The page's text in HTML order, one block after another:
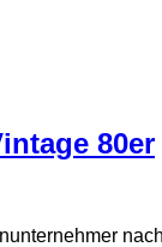
80er